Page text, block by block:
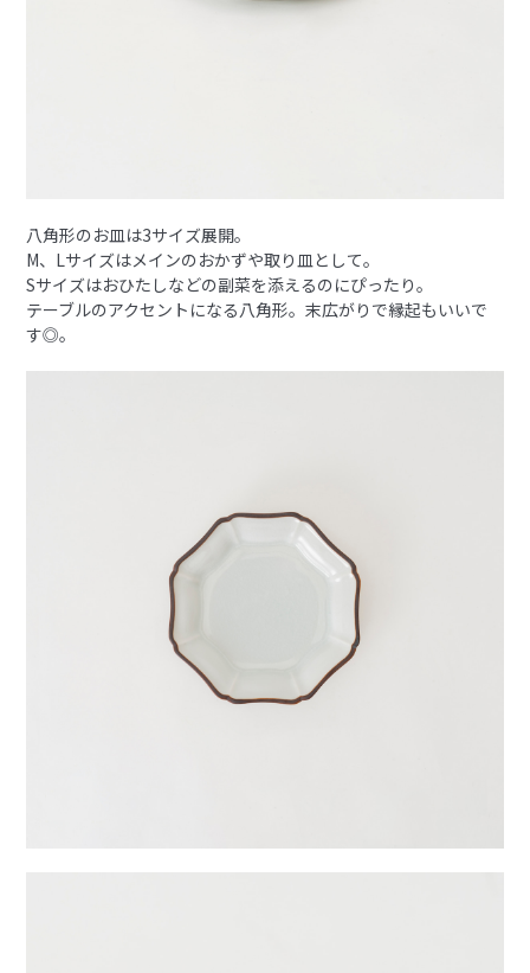
八角形のお皿は3サイズ展開。
M、Lサイズはメインのおかずや取り皿として。
Sサイズはおひたしなどの副菜を添えるのにぴったり。
テーブルのアクセントになる八角形。末広がりで縁起もいいで
す◎。